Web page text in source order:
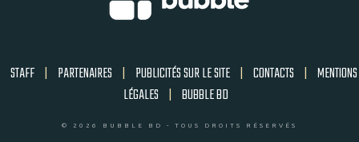
STAFF | PARTENAIRES | PUBLICITÉS SUR LE SITE | CONTACTS | MENTIONS
LÉGALES | BUBBLE BD
© 2026 BUBBLE BD - TOUS DROITS RÉSERVÉS